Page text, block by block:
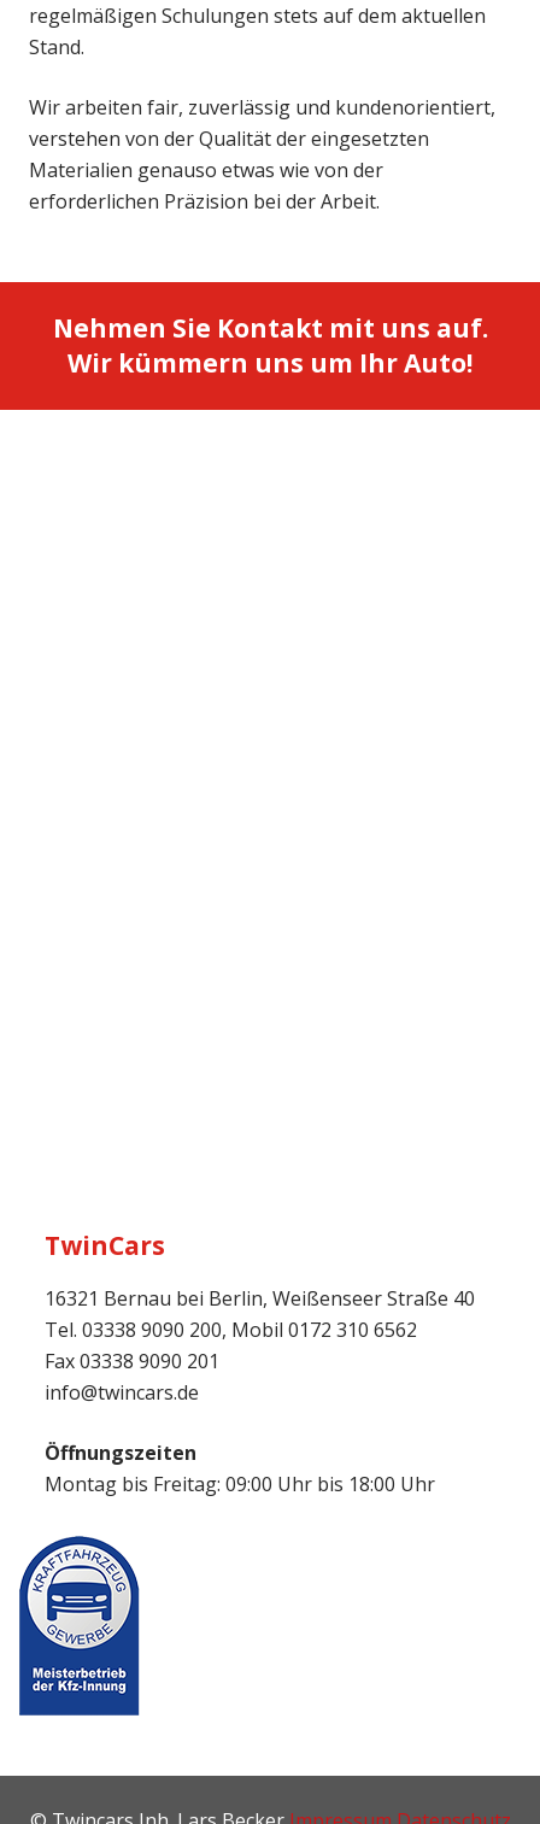
regelmäßigen Schulungen stets auf dem aktuellen
Stand.
Wir arbeiten fair, zuverlässig und kundenorientiert,
verstehen von der Qualität der eingesetzten
Materialien genauso etwas wie von der
erforderlichen Präzision bei der Arbeit.
Nehmen Sie Kontakt mit uns auf.
Wir kümmern uns um Ihr Auto!
TwinCars
16321 Bernau bei Berlin, Weißenseer Straße 40
Tel. 03338 9090 200, Mobil 0172 310 6562
Fax 03338 9090 201
info@twincars.de
Öffnungszeiten
Montag bis Freitag: 09:00 Uhr bis 18:00 Uhr